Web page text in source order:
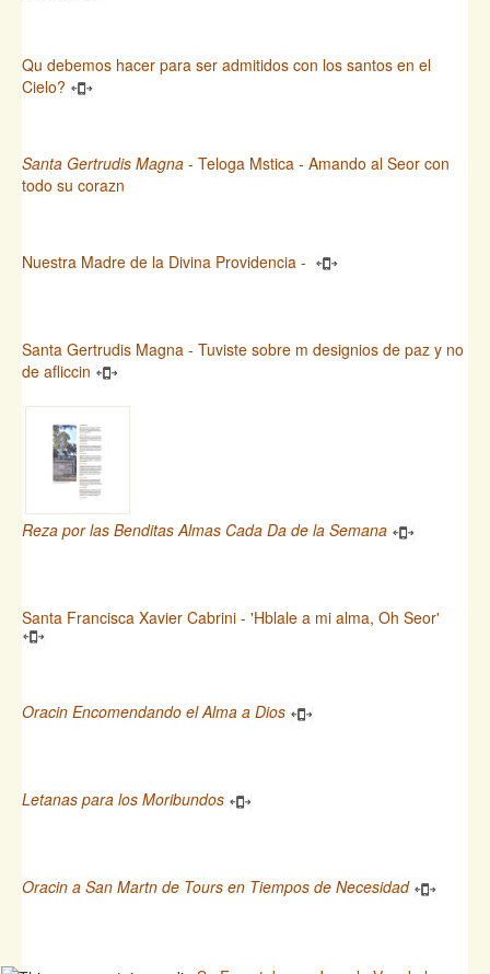
Qu debemos hacer para ser admitidos con los santos en el
Cielo?
Santa Gertrudis Magna - Teloga Mstica - Amando al Seor con
todo su corazn
Nuestra Madre de la Divina Providencia -
Santa Gertrudis Magna - Tuviste sobre m designios de paz y no
de afliccin
Reza por las Benditas Almas Cada Da de la Semana
Santa Francisca Xavier Cabrini - 'Hblale a mi alma, Oh Seor'
Oracin Encomendando el Alma a Dios
Letanas para los Moribundos
Oracin a San Martn de Tours en Tiempos de Necesidad